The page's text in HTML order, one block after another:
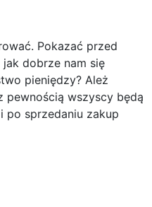
Pokazać przed
dobrze nam się
pieniędzy? Ależ
pewnością wszyscy będą
po sprzedaniu zakup